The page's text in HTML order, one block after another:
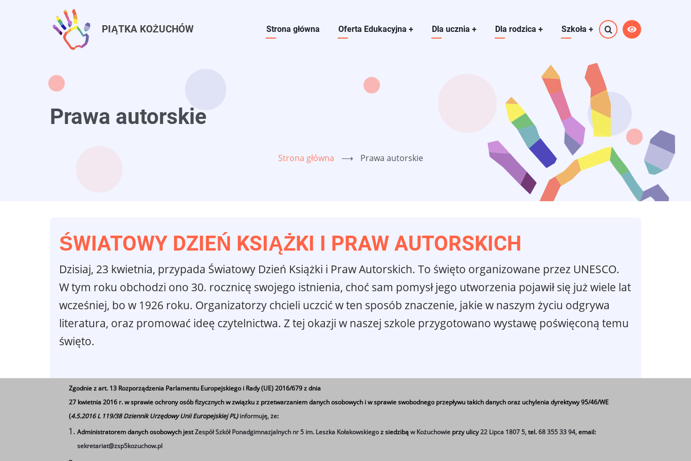
PIĄTKA KOŻUCHÓW Main navigation
Strona główna Oferta Edukacyjna + Dla ucznia + Dla rodzica + Szkoła +
Prawa autorskie
Strona główna ⟶ Prawa autorskie
ŚWIATOWY DZIEŃ KSIĄŻKI I PRAW AUTORSKICH
Dzisiaj, 23 kwietnia, przypada Światowy Dzień Książki i Praw Autorskich. To święto organizowane przez UNESCO.
W tym roku obchodzi ono 30. rocznicę swojego istnienia, choć sam pomysł jego utworzenia pojawił się już wiele lat
wcześniej, bo w 1926 roku. Organizatorzy chcieli uczcić w ten sposób znaczenie, jakie w naszym życiu odgrywa
literatura, oraz promować ideę czytelnictwa. Z tej okazji w naszej szkole przygotowano wystawę poświęconą temu
święto.
Zgodnie z art. 13 Rozporządzenia Parlamentu Europejskiego i Rady (UE) 2016/679 z dnia
27 kwietnia 2016 r. w sprawie ochrony osób fizycznych w związku z przetwarzaniem danych osobowych i w sprawie swobodnego przepływu takich danych oraz uchylenia dyrektywy 95/46/WE
(4.5.2016 L 119/38 Dziennik Urzędowy Unii Europejskiej PL)informuję, że:
Administratorem danych osobowych jestZespół Szkół Ponadgimnazjalnych nr 5 im. Leszka Kołakowskiegoz siedzibąw Kożuchowie przy ulicy22 Lipca 1807 5,tel.68 355 33 94,email:
sekretariat@zsp5kozuchow.pl